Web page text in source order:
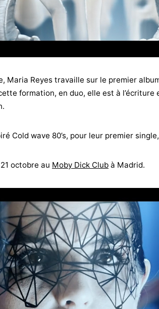
Maria Reyes travaille sur le premier
formation, en duo, elle est à l’écriture
Cold wave 80’s, pour leur premier single,
octobre au Moby Dick Club à Madrid.